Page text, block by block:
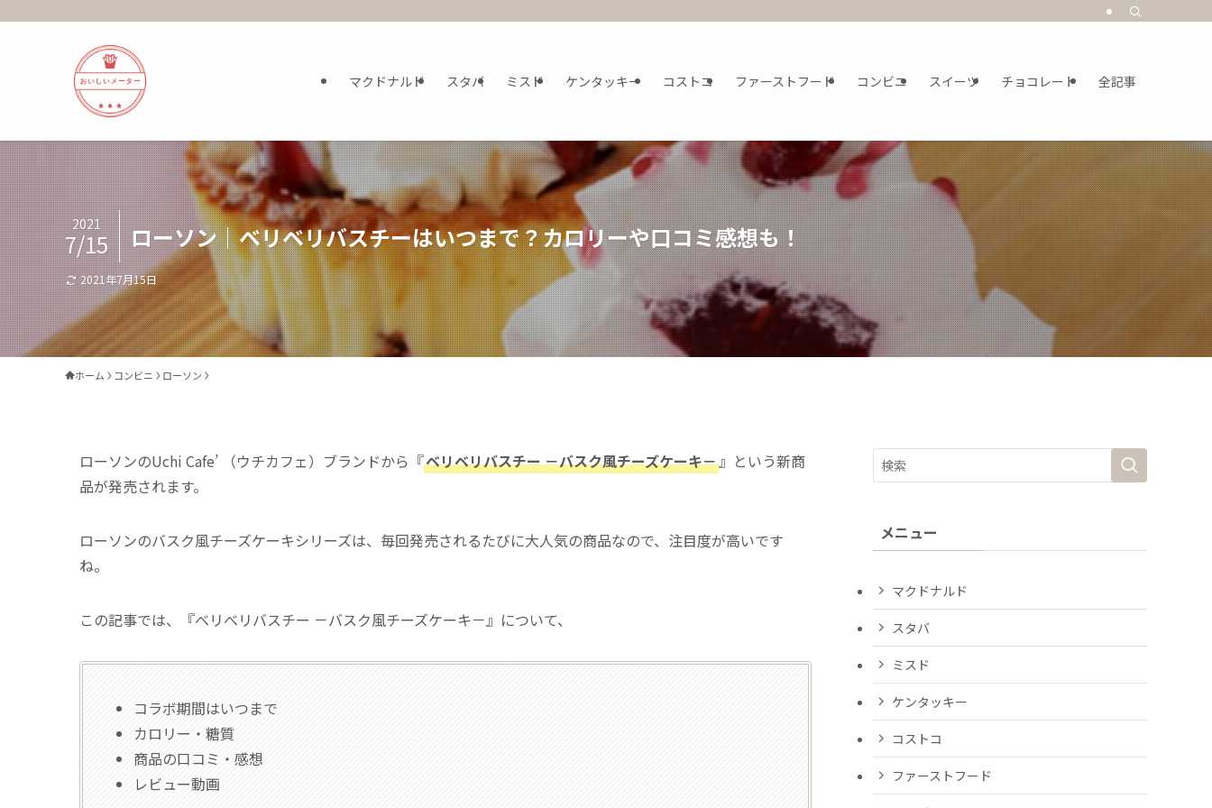
マクドナルド スタバ ミスド ケンタッキー コストコ ファーストフード コンビニ スイーツ チョコレート 全記事
ローソン｜ベリベリバスチーはいつまで？カロリーや口コミ感想も！
2021
7/15
2021年7月15日
ホーム コンビニ ローソン
ローソンのUchi Cafe’ （ウチカフェ）ブランドから『ベリベリバスチー －バスク風チーズケーキ－』という新商
品が発売されます。
ローソンのバスク風チーズケーキシリーズは、毎回発売されるたびに大人気の商品なので、注目度が高いです
ね。
この記事では、『ベリベリバスチー －バスク風チーズケーキ－』について、
コラボ期間はいつまで
カロリー・糖質
商品の口コミ・感想
レビュー動画
メニュー
マクドナルド
スタバ
ミスド
ケンタッキー
コストコ
ファーストフード